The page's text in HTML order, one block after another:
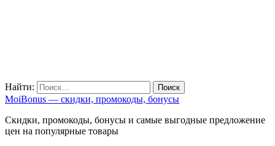
Найти:
MoiBonus — скидки, промокоды, бонусы
Скидки, промокоды, бонусы и самые выгодные предложение
цен на популярные товары